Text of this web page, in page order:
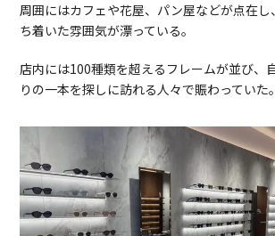
周囲にはカフェや花屋、パン屋などが点在
ち着いた雰囲気が漂っている。
店内には100種類を超えるフレームが並び、
りの一本を探しに訪れる人々で賑わっていた。